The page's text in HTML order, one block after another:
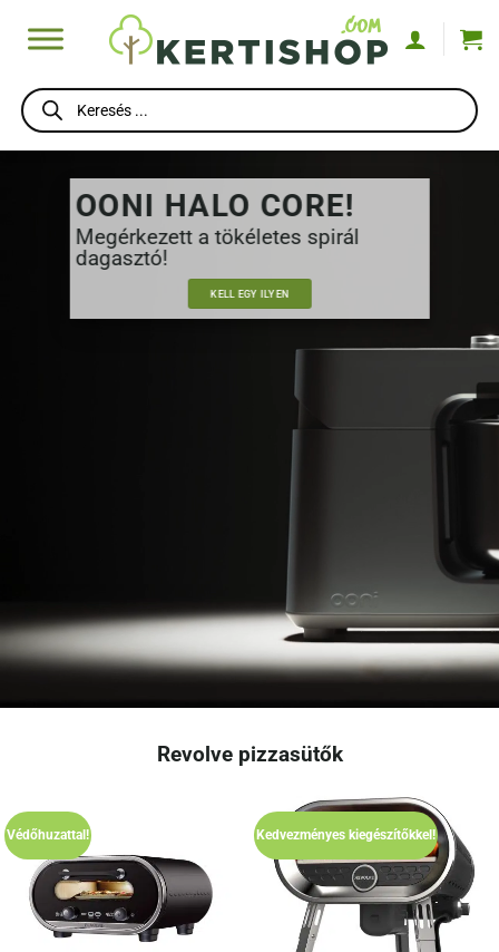
Products
search
OONI HALO CORE!
Megérkezett a tökéletes spirál
dagasztó!
KELL EGY ILYEN
Revolve pizzasütők
Védőhuzattal! Kedvezményes kiegészítőkkel!